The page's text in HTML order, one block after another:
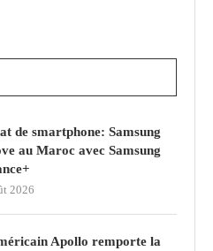
de smartphone: Samsung
au Maroc avec Samsung
2026
Apollo remporte la